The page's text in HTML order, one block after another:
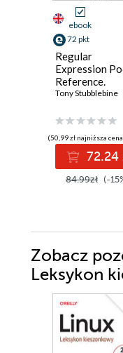
ebook
72 pkt
Regular
Expression
Reference.
Regular
Perl, Ruby, PHP,
Python, C, Java
and .NET. 2nd
Edition
Tony Stubblebine
(50,99 zł najniższa
72.24
84.99zł (-
Zobacz
Leksykon